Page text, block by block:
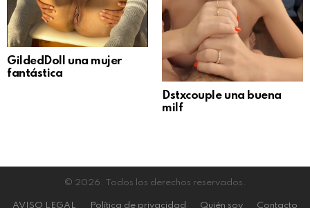
GildedDoll una mujer
fantástica
Dstxcouple una buena
milf
© 2026. Todos los derechos reservados.
AVISO LEGAL Política de privacidad Quién soy Contacto